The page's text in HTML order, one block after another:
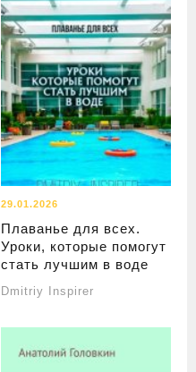
29.01.2026
Плаванье для всех.
Уроки, которые помогут
стать лучшим в воде
Dmitriy Inspirer